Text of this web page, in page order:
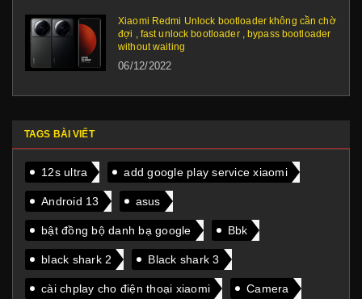
Xiaomi Redmi Unlock bootloader không cần chờ
đợi , fast unlock bootloader , bypass bootloader
without waiting
06/12/2022
TAGS BÀI VIẾT
12s ultra add google play service xiaomi
Android 13 asus
bật đồng bộ danh bạ google Bbk
black shark 2 Black shark 3
cài chplay cho điện thoại xiaomi Camera